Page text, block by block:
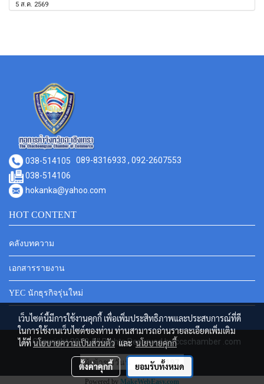
5 ส.ค. 2569
038-514105 089-8316933 , 092-2607553
038-514106
hokanka@yahoo.com
HOT CONTENT
คลังบทความ
เอกสารรายงาน
YEC นักธุรกิจรุ่นใหม่
© Copyright 2018 All Rights Reserved by ccschamber .com
ผู้เข้าชมวันนี้ 197
Powered by MakeWebEasy.com
เว็บไซต์นี้มีการใช้งานคุกกี้ เพื่อเพิ่มประสิทธิภาพและประสบการณ์ที่ดี
ในการใช้งานเว็บไซต์ของท่าน ท่านสามารถอ่านรายละเอียดเพิ่มเติม
ได้ที่นโยบายความเป็นส่วนตัวและนโยบายคุกกี้
ตั้งค่าคุกกี้ ยอมรับทั้งหมด